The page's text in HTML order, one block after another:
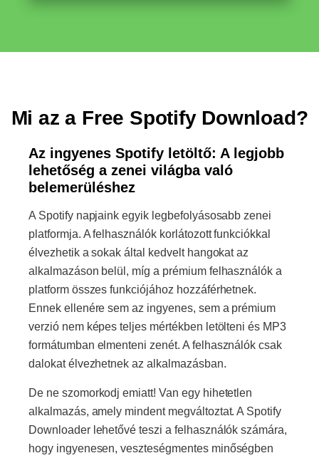
Mi az a Free Spotify Download?
Az ingyenes Spotify letöltő: A legjobb
lehetőség a zenei világba való
belemerüléshez
A Spotify napjaink egyik legbefolyásosabb zenei
platformja. A felhasználók korlátozott funkciókkal
élvezhetik a sokak által kedvelt hangokat az
alkalmazáson belül, míg a prémium felhasználók a
platform összes funkciójához hozzáférhetnek.
Ennek ellenére sem az ingyenes, sem a prémium
verzió nem képes teljes mértékben letölteni és MP3
formátumban elmenteni zenét. A felhasználók csak
dalokat élvezhetnek az alkalmazásban.
De ne szomorkodj emiatt! Van egy hihetetlen
alkalmazás, amely mindent megváltoztat. A Spotify
Downloader lehetővé teszi a felhasználók számára,
hogy ingyenesen, veszteségmentes minőségben